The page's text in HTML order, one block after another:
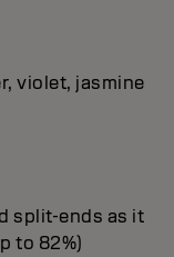
violet, jasmine
split-ends as it
to 82%)